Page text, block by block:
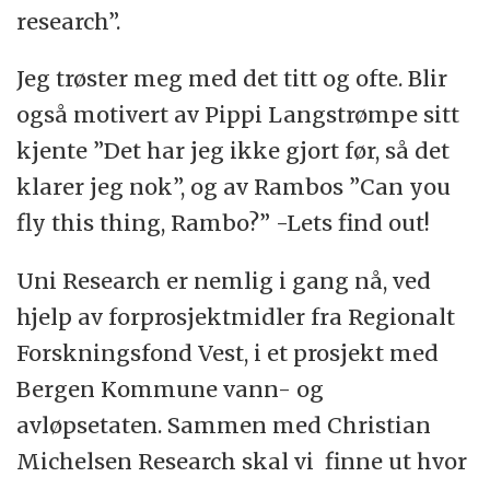
research”.
Jeg trøster meg med det titt og ofte. Blir
også motivert av Pippi Langstrømpe sitt
kjente ”Det har jeg ikke gjort før, så det
klarer jeg nok”, og av Rambos ”Can you
fly this thing, Rambo?” -Lets find out!
Uni Research er nemlig i gang nå, ved
hjelp av forprosjektmidler fra Regionalt
Forskningsfond Vest, i et prosjekt med
Bergen Kommune vann- og
avløpsetaten. Sammen med Christian
Michelsen Research skal vi finne ut hvor